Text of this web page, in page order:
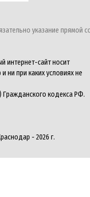
указание прямой
интернет-сайт носит
ни при каких условиях не
кодекса РФ.
- 2026 г.